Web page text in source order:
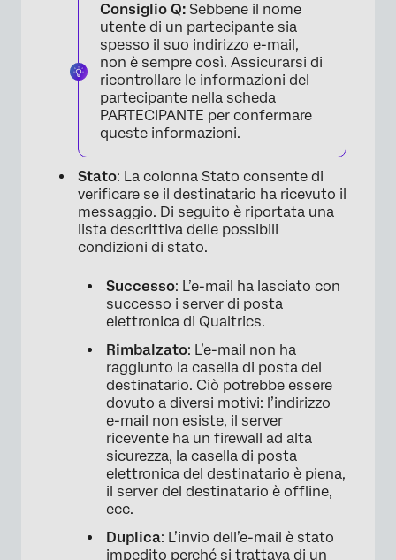
×
Consiglio Q: Sebbene il nome
utente di un partecipante sia
spesso il suo indirizzo e-mail,
non è sempre così. Assicurarsi di
ricontrollare le informazioni del
partecipante nella scheda
PARTECIPANTE per confermare
queste informazioni.
Stato: La colonna Stato consente di
verificare se il destinatario ha ricevuto il
messaggio. Di seguito è riportata una
lista descrittiva delle possibili
condizioni di stato.
Successo: L’e-mail ha lasciato con
successo i server di posta
elettronica di Qualtrics.
Rimbalzato: L’e-mail non ha
raggiunto la casella di posta del
destinatario. Ciò potrebbe essere
dovuto a diversi motivi: l’indirizzo
e-mail non esiste, il server
ricevente ha un firewall ad alta
sicurezza, la casella di posta
elettronica del destinatario è piena,
il server del destinatario è offline,
ecc.
Duplica: L’invio dell’e-mail è stato
impedito perché si trattava di un